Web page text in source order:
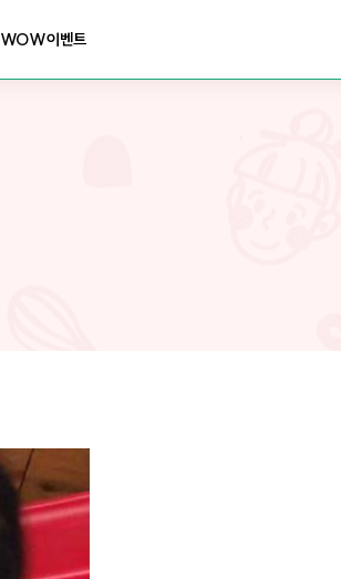
WOW이벤트